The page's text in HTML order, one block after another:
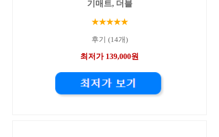
기매트, 더블
★★★★★
후기 (14개)
최저가 139,000원